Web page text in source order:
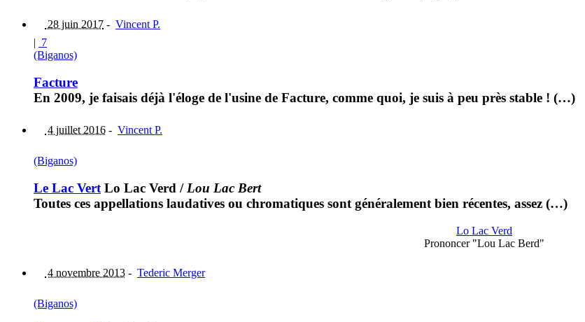
28 juin 2017 - Vincent P.
| 7
(Biganos)
Facture
En 2009, je faisais déjà l'éloge de l'usine de Facture, comme quoi, je suis à peu près stable ! (…)
4 juillet 2016 - Vincent P.
(Biganos)
Le Lac Vert Lo Lac Verd / Lou Lac Bert
Toutes ces appellations laudatives ou chromatiques sont généralement bien récentes, assez (…)
Lo Lac Verd
Prononcer "Lou Lac Berd"
4 novembre 2013 - Tederic Merger
(Biganos)